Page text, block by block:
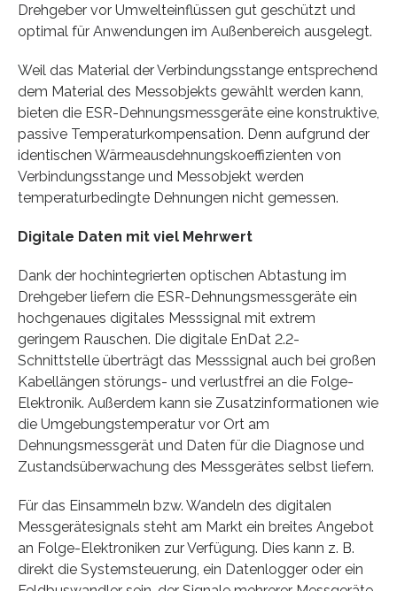
Drehgeber vor Umwelteinflüssen gut geschützt und
optimal für Anwendungen im Außenbereich ausgelegt.
Weil das Material der Verbindungsstange entsprechend
dem Material des Messobjekts gewählt werden kann,
bieten die ESR-Dehnungsmessgeräte eine konstruktive,
passive Temperaturkompensation. Denn aufgrund der
identischen Wärmeausdehnungskoeffizienten von
Verbindungsstange und Messobjekt werden
temperaturbedingte Dehnungen nicht gemessen.
Digitale Daten mit viel Mehrwert
Dank der hochintegrierten optischen Abtastung im
Drehgeber liefern die ESR-Dehnungsmessgeräte ein
hochgenaues digitales Messsignal mit extrem
geringem Rauschen. Die digitale EnDat 2.2-
Schnittstelle überträgt das Messsignal auch bei großen
Kabellängen störungs- und verlustfrei an die Folge-
Elektronik. Außerdem kann sie Zusatzinformationen wie
die Umgebungstemperatur vor Ort am
Dehnungsmessgerät und Daten für die Diagnose und
Zustandsüberwachung des Messgerätes selbst liefern.
Für das Einsammeln bzw. Wandeln des digitalen
Messgerätesignals steht am Markt ein breites Angebot
an Folge-Elektroniken zur Verfügung. Dies kann z. B.
direkt die Systemsteuerung, ein Datenlogger oder ein